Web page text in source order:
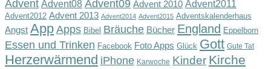
Advent Advent08 Advent09 Advent 2010 Advent2011
Advent2012 Advent 2013 Advent2014 Advent2015 Adventskalenderhaus
Angst App Apps Bibel Bräuche Bücher England Eppelborn
Essen und Trinken Facebook Foto Apps Glück Gott Gute Tat
Herzerwärmend iPhone Karwoche Kinder Kirche